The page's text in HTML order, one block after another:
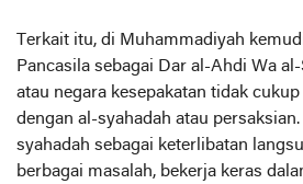
Terkait itu, di Muhammadiyah
Pancasila sebagai Dar al-Ahdi Wa
atau negara kesepakatan tidak
dengan al-syahadah atau
syahadah sebagai keterlibatan
berbagai masalah, bekerja keras